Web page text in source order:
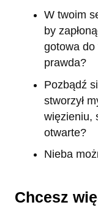
W twoim
by
gotowa do
prawda?
Pozbądź
stworzył
więzieniu,
otwarte?
Nieba
Chcesz